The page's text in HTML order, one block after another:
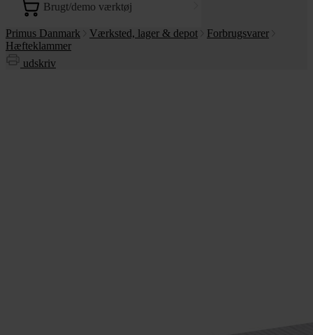
brugt/demo værktøj
Primus Danmark Værksted, lager & depot
Forbrugsvarer
Hæfteklammer
udskriv